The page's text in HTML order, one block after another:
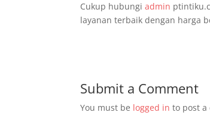
Cukup hubungiadmin
layanan terbaik dengan harga
Submit a Comment
You must be logged in to post a